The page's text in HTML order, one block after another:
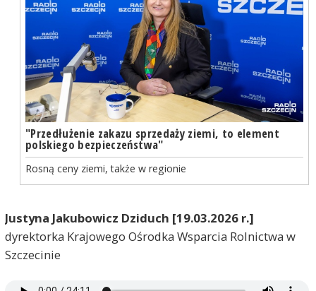
"Przedłużenie zakazu sprzedaży ziemi, to element
polskiego bezpieczeństwa"
Rosną ceny ziemi, także w regionie
Justyna Jakubowicz Dziduch [19.03.2026 r.]
dyrektorka Krajowego Ośrodka Wsparcia Rolnictwa w
Szczecinie